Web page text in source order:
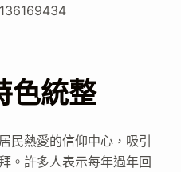
色統整
民熱愛的信仰中心，吸引
。許多人表示每年過年回